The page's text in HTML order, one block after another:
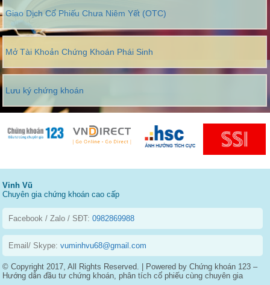
Giao Dịch Cổ Phiếu Chưa Niêm Yết (OTC)
Mở Tài Khoản Chứng Khoán Phái Sinh
Lưu ký chứng khoán
Vinh Vũ
Chuyên gia chứng khoán cao cấp
Facebook / Zalo / SĐT:0982869988
Email/ Skype:vuminhvu68@gmail.com
© Copyright 2017, All Rights Reserved. | Powered by Chứng khoán 123 –
Hướng dẫn đầu tư chứng khoán, phân tích cổ phiếu cùng chuyên gia